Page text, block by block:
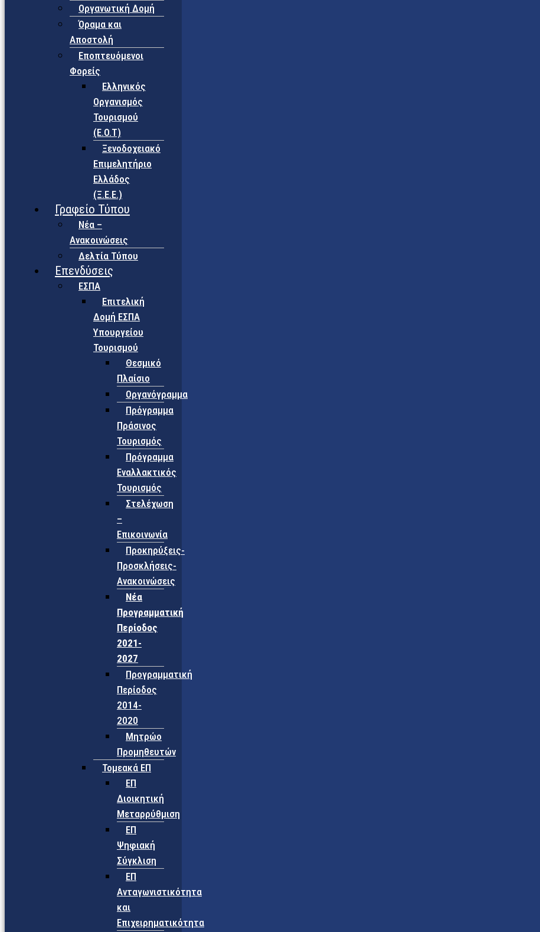
Οργανωτική Δομή
Όραμα και
Αποστολή
Εποπτευόμενοι
Φορείς
Eλληνικός
Οργανισμός
Τουρισμού
(Ε.Ο.Τ)
Ξενοδοχειακό
Επιμελητήριο
Ελλάδος
(Ξ.Ε.Ε.)
Γραφείο Τύπου
Νέα –
Ανακοινώσεις
Δελτία Τύπου
Επενδύσεις
ΕΣΠΑ
Επιτελική
Δομή ΕΣΠΑ
Υπουργείου
Τουρισμού
Θεσμικό
Πλαίσιο
Οργανόγραμμα
Πρόγραμμα
Πράσινος
Τουρισμός
Πρόγραμμα
Εναλλακτικός
Τουρισμός
Στελέχωση
–
Επικοινωνία
Προκηρύξεις-
Προσκλήσεις-
Ανακοινώσεις
Νέα
Προγραμματική
Περίοδος
2021-
2027
Προγραμματική
Περίοδος
2014-
2020
Μητρώο
Προμηθευτών
Τομεακά ΕΠ
ΕΠ
Διοικητική
Μεταρρύθμιση
ΕΠ
Ψηφιακή
Σύγκλιση
ΕΠ
Ανταγωνιστικότητα
και
Επιχειρηματικότητα